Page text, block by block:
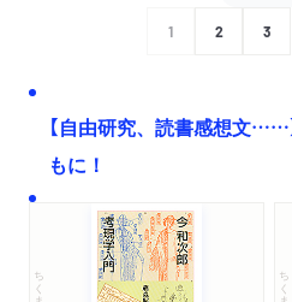
1 2 3
【自由研究、読書感想文……
もに！
ちくま文庫 ちくま学芸文庫